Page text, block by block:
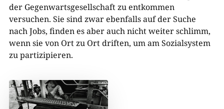
der Gegenwartsgesellschaft zu entkommen
versuchen. Sie sind zwar ebenfalls auf der Suche
nach Jobs, finden es aber auch nicht weiter schlimm,
wenn sie von Ort zu Ort driften, um am Sozialsystem
zu partizipieren.